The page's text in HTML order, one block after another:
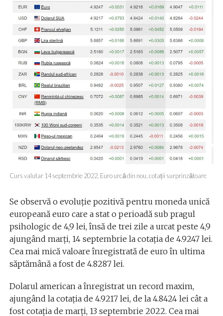
Curs valutar 14 septembrie 2022. Euro urcă din nou, cotații surprinzătoare
Se observă o evoluție pozitivă pentru moneda unică
europeană euro care a stat o perioadă sub pragul
psihologic de 4,9 lei, însă de trei zile a urcat peste 4,9
ajungând marți, 14 septembrie la cotația de 4.9247 lei.
Cea mai mică valoare înregistrată de euro în ultima
săptămână a fost de 4.8287 lei.
Dolarul american a înregistrat un record maxim,
ajungând la cotația de 4.9217 lei, de la 4.8424 lei cât a
fost cotația de marți, 13 septembrie 2022. Cea mai